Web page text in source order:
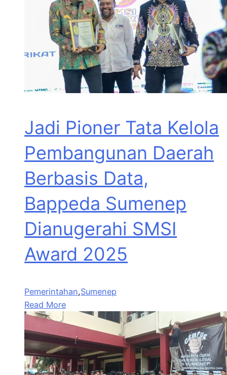
Jadi Pioner Tata Kelola
Pembangunan Daerah
Berbasis Data,
Bappeda Sumenep
Dianugerahi SMSI
Award 2025
Pemerintahan,Sumenep
Read More